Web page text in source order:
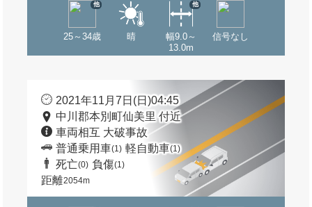
25～34歳
他
晴
幅9.0～
13.0m
他
信号なし
2021年11月7日(日)04:45
中川郡本別町仙美里 付近
車両相互 大破事故
普通乗用車(1) 軽自動車(1)
死亡(0) 負傷(1)
距離2054m